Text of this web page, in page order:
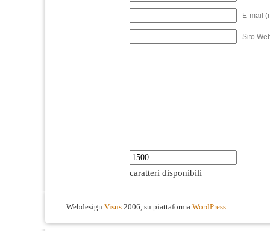
E-mail
Sito
caratteri disponibili
Webdesign Visus 2006, su piattaforma WordPress